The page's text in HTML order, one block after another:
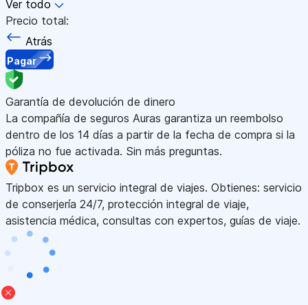
Ver todo
Precio total:
Atrás
Pagar
Garantía de devolución de dinero
La compañía de seguros Auras garantiza un reembolso
dentro de los 14 días a partir de la fecha de compra si la
póliza no fue activada. Sin más preguntas.
Tripbox es un servicio integral de viajes. Obtienes: servicio
de conserjería 24/7, protección integral de viaje,
asistencia médica, consultas con expertos, guías de viaje.